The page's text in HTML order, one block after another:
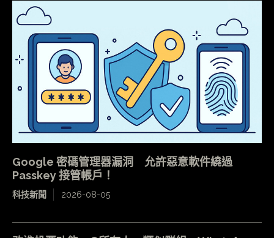
Google 密碼管理器漏洞 允許惡意軟件繞過
Passkey 接管帳戶！
科技新聞 2026-08-05